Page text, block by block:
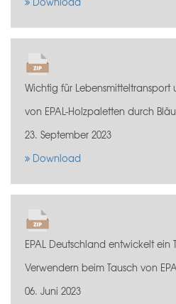
Wichtig für
von EPAL-Holzpaletten durch
23. September 2023
Download
EPAL Deutschland entwickelt ein
Verwendern beim Tausch von
06. Juni 2023